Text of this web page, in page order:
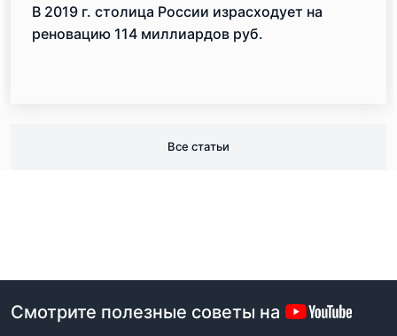
В 2019 г. столица России израсходует на
реновацию 114 миллиардов руб.
Все статьи
Смотрите полезные советы на